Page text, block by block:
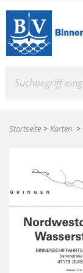
Startseite Karten